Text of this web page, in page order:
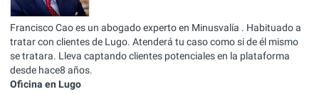
Francisco Cao es un abogado experto en Minusvalía . Habituado a
tratar con clientes de Lugo. Atenderá tu caso como si de él mismo
se tratara. Lleva captando clientes potenciales en la plataforma
desde hace8 años.
Oficina en Lugo